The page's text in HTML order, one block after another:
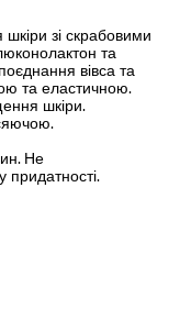
зі скрабовими
та
вівса та
та еластичною.
шкіри.
Не
придатності.